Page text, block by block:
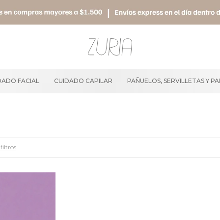
FACIAL CUIDADO CAPILAR PAÑUELOS, SERVILLETAS Y